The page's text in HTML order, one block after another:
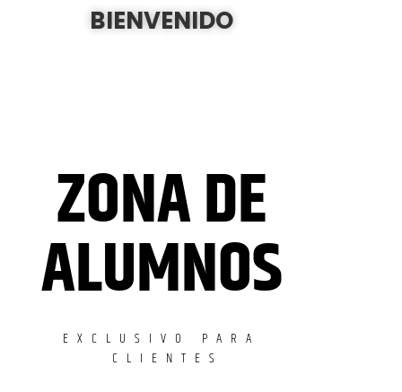
BIENVENIDO
ZONA DE
ALUMNOS
EXCLUSIVO PARA
CLIENTES